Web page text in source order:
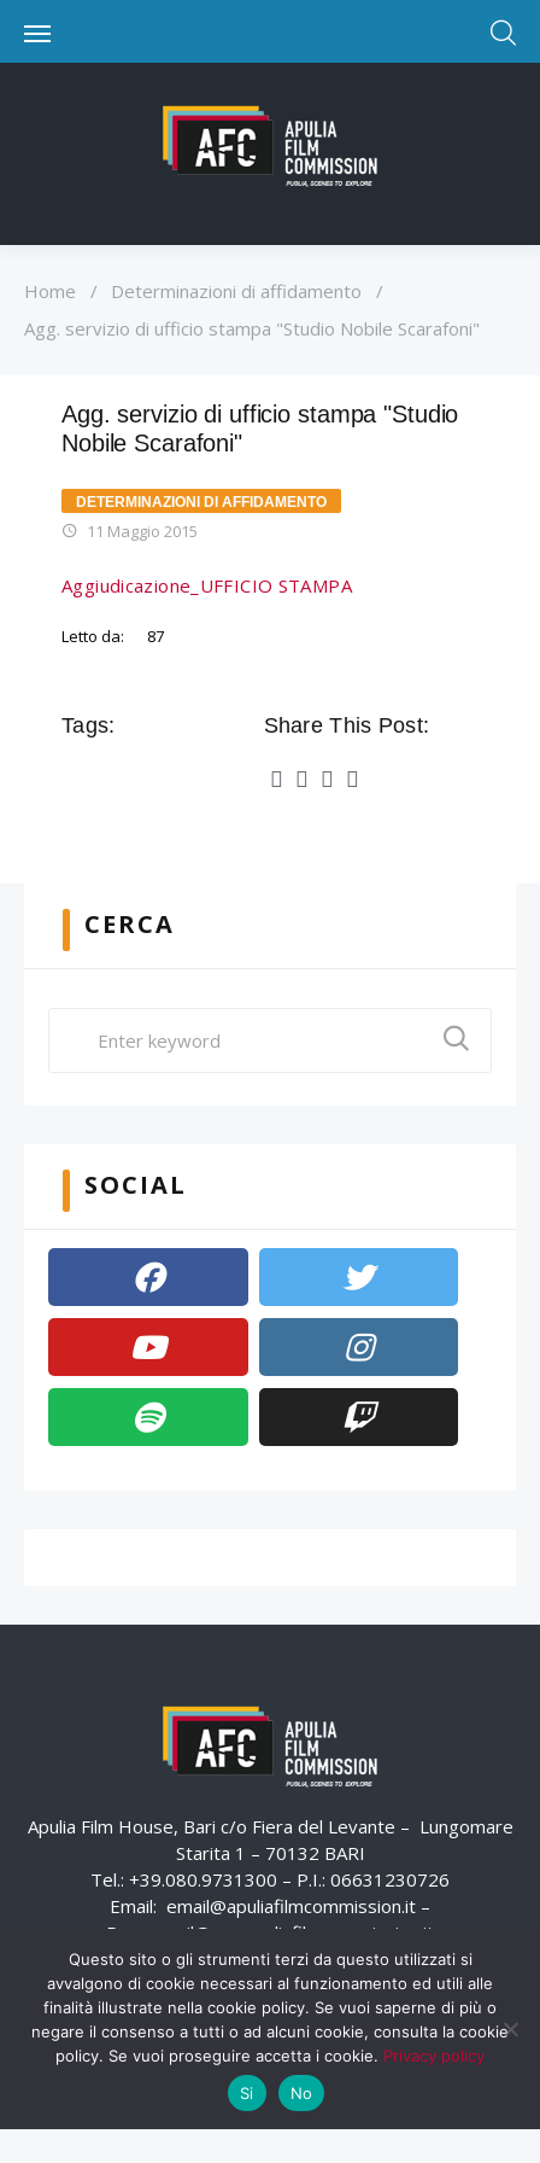
Home / Determinazioni di affidamento
/
Agg. servizio di ufficio stampa "Studio Nobile Scarafoni"
Agg. servizio di ufficio stampa "Studio
Nobile Scarafoni"
DETERMINAZIONI DI AFFIDAMENTO
11 Maggio 2015
Aggiudicazione_UFFICIO STAMPA
Letto da: 87
Tags: Share This Post:
CERCA
SOCIAL
Apulia Film House, Bari c/o Fiera del Levante – Lungomare
Starita 1 – 70132 BARI
Tel.: +39.080.9731300 – P.I.: 06631230726
Email: email@apuliafilmcommission.it –
Pec:
email@pec.apuliafilmcommission.it
Questo sito o gli strumenti terzi da questo utilizzati si
avvalgono di cookie necessari al funzionamento ed utili alle
finalità illustrate nella cookie policy. Se vuoi saperne di più o
negare il consenso a tutti o ad alcuni cookie, consulta la cookie
policy. Se vuoi proseguire accetta i cookie. Privacy policy
Si
No